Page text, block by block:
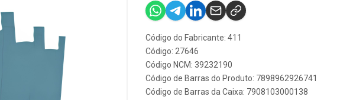
Código do Fabricante: 411
Código: 27646
Código NCM: 39232190
Código de Barras do Produto: 7898962926741
Código de Barras da Caixa: 7908103000138